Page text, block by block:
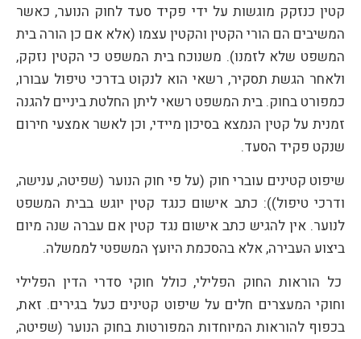
קטין כנזקק מוגשות על ידי פקיד סעד לחוק הנוער, כאשר
המשיבים הם הורי הקטין והקטין עצמו (אלא אם כן הורה בית
המשפט שלא לזמנו). משנוכח בית המשפט כי הקטין נזקק,
ולאחר הגשת תסקיר, רשאי הוא לנקוט בדרכי טיפול עבורו,
כמפורט בחוק. בית המשפט רשאי ליתן החלטת ביניים להגנה
זמנית על קטין הנמצא בסיכון מיידי, וכן לאשר אמצעי חירום
שנקט פקיד הסעד.
שיפוט קטינים עוברי חוק (על פי חוק הנוער (שפיטה, ענישה,
ודרכי טיפול)): כתב אישום כנגד קטין יוגש בבית המשפט
לנוער. אין להגיש כתב אישום נגד קטין אם עברה שנה מיום
ביצוע העבירה, אלא בהסכמת היועץ המשפטי לממשלה.
כל הוראות החוק הפלילי, כולל חוקי סדרי הדין הפלילי
וחוקי המעצרים חלים על שיפוט קטינים כעל בגירים. זאת,
בכפוף להוראות המיוחדות המפורטות בחוק הנוער (שפיטה,